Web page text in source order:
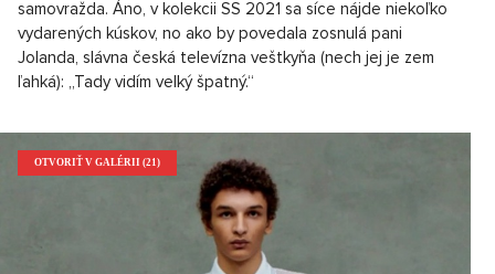
samovražda. Áno, v kolekcii SS 2021 sa síce nájde niekoľko
vydarených kúskov, no ako by povedala zosnulá pani
Jolanda, slávna česká televízna veštkyňa (nech jej je zem
ľahká): „Tady vidím velký špatný.“
OTVORIŤ V GALÉRII (21)